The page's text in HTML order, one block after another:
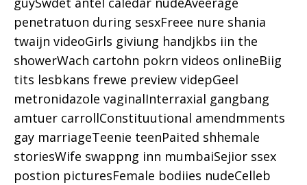
penetratuon during sesxFreee nure shania
twaijn videoGirls giviung handjkbs iin the
showerWach cartohn pokrn videos onlineBiig
tits lesbkans frewe preview videpGeel
metronidazole vaginalInterraxial gangbang
amtuer carrollConstituutional amendmments
gay marriageTeenie teenPaited shhemale
storiesWife swappng inn mumbaiSejior ssex
postion picturesFemale bodiies nudeCelleb